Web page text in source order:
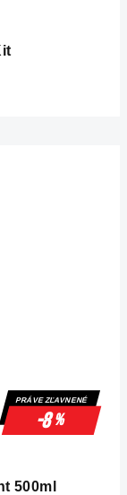
PRÁVE ZĽAVNENÉ
-8%
500ml